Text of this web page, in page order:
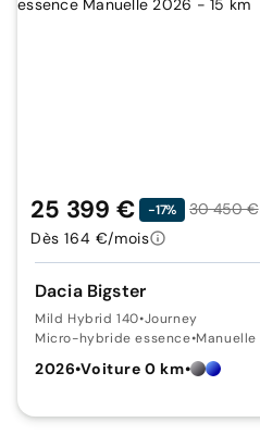
Dacia Bigster
Mild Hybrid 140•Journey
Micro-hybride essence•Manuelle
2026•Voiture 0 km•
25 399 € -17%
30 450 €
Dès 164 €/mois